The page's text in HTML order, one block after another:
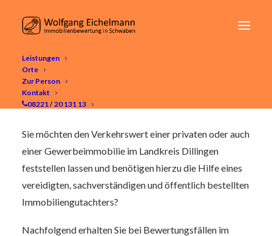
Leistungen
Orte
Zur Person
Kontakt
08221 / 20 131 13
Immobilienbewertung Landkreis
Dillingen
Sie möchten den Verkehrswert einer privaten oder auch
einer Gewerbeimmobilie im Landkreis Dillingen
feststellen lassen und benötigen hierzu die Hilfe eines
vereidigten, sachverständigen und öffentlich bestellten
Immobiliengutachters?
Nachfolgend erhalten Sie bei Bewertungsfällen im